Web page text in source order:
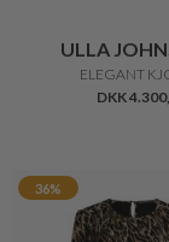
ULLA
ELEGANT
DKK
36%